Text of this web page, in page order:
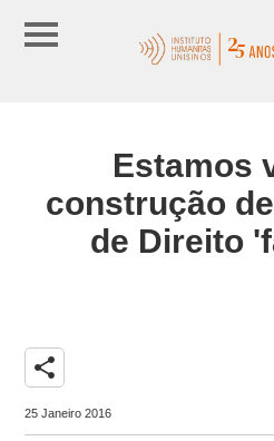
Estamos
construção
de Direito
share
25 Janeiro 2016